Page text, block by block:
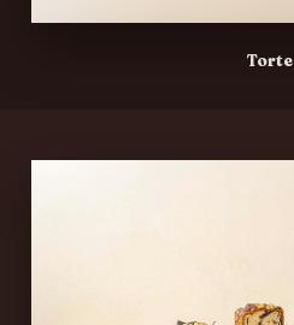
Torte